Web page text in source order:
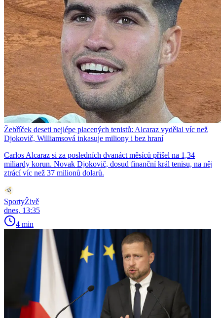
Žebříček deseti nejlépe placených tenistů: Alcaraz vydělal víc než
Djokovič, Williamsová inkasuje miliony i bez hraní
Carlos Alcaraz si za posledních dvanáct měsíců přišel na 1,34
miliardy korun. Novak Djokovič, dosud finanční král tenisu, na něj
ztrácí víc než 37 milionů dolarů.
SportyŽivě
dnes, 13:35
4 min